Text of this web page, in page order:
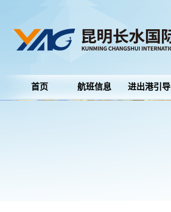
首页 航班信息 进出港引导